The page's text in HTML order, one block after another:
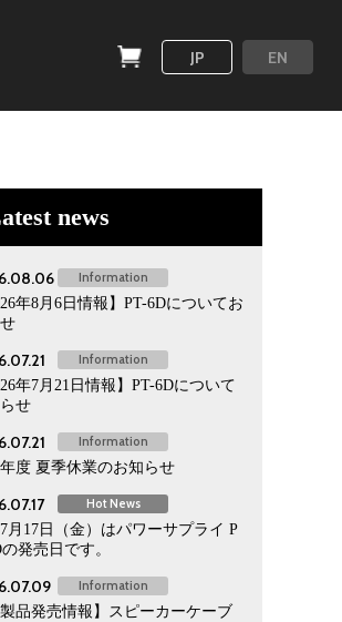
JP EN
news
Information
年8月6日情報】PT-6Dについてお
Information
年7月21日情報】PT-6Dについて
せ
Information
度 夏季休業のお知らせ
Hot News
月17日（金）はパワーサプライ P
発売日です。
Information
製品発売情報】スピーカーケーブ